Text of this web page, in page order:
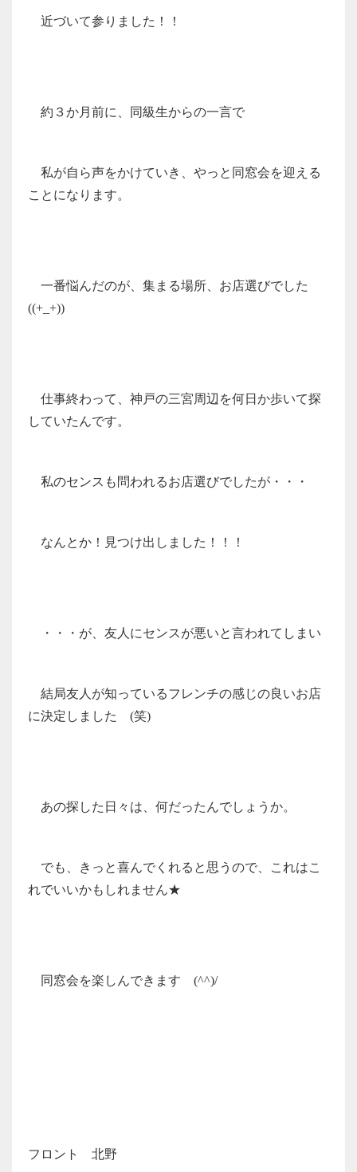
近づいて参りました！！
約３か月前に、同級生からの一言で
私が自ら声をかけていき、やっと同窓会を迎える
ことになります。
一番悩んだのが、集まる場所、お店選びでした
((+_+))
仕事終わって、神戸の三宮周辺を何日か歩いて探
していたんです。
私のセンスも問われるお店選びでしたが・・・
なんとか！見つけ出しました！！！
・・・が、友人にセンスが悪いと言われてしまい
結局友人が知っているフレンチの感じの良いお店
に決定しました (笑)
あの探した日々は、何だったんでしょうか。
でも、きっと喜んでくれると思うので、これはこ
れでいいかもしれません★
同窓会を楽しんできます (^^)/
フロント 北野